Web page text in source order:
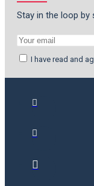
Stay in the loop
I have read and